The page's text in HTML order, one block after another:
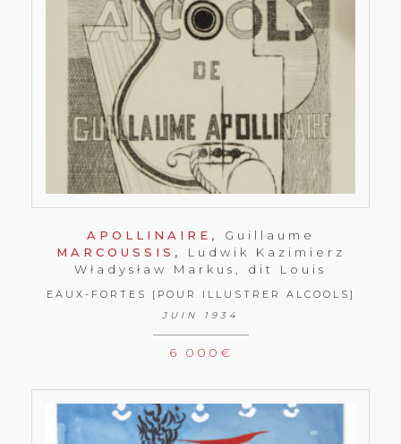
APOLLINAIRE, Guillaume
MARCOUSSIS, Ludwik Kazimierz
Władysław Markus, dit Louis
EAUX-FORTES [POUR ILLUSTRER ALCOOLS]
JUIN 1934
6 000 €